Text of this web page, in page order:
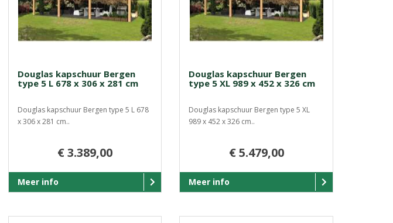
Douglas kapschuur Bergen
type 5 L 678 x 306 x 281 cm
Douglas kapschuur Bergen type 5 L 678
x 306 x 281 cm..
€ 3.389,00
Meer info
Douglas kapschuur Bergen
type 5 XL 989 x 452 x 326 cm
Douglas kapschuur Bergen type 5 XL
989 x 452 x 326 cm..
€ 5.479,00
Meer info